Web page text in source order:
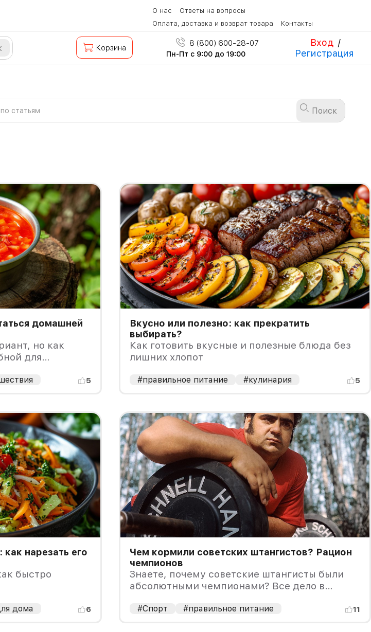
О нас
Ответы на вопросы
Оплата, доставка и возврат товара
Контакты
Корзина 8 (800) 600-28-07
Пн-Пт с 9:00 до 19:00
Вход /
Регистрация
Поиск
домашней
но как
для
5
Вкусно или полезно: как прекратить
выбирать?
Как готовить вкусные и полезные блюда без
лишних хлопот
#правильное питание #кулинария 5
нарезать его
быстро
дома 6
Чем кормили советских штангистов? Рацион
чемпионов
Знаете, почему советские штангисты были
абсолютными чемпионами? Все дело в
#Спорт #правильное питание 11